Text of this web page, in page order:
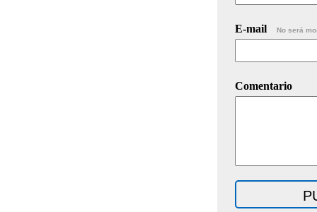
E-mail No será
Comentario